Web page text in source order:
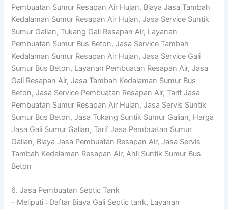
Pembuatan Sumur Resapan Air Hujan, Biaya Jasa Tambah
Kedalaman Sumur Resapan Air Hujan, Jasa Service Suntik
Sumur Galian, Tukang Gali Resapan Air, Layanan
Pembuatan Sumur Bus Beton, Jasa Service Tambah
Kedalaman Sumur Resapan Air Hujan, Jasa Service Gali
Sumur Bus Beton, Layanan Pembuatan Resapan Air, Jasa
Gali Resapan Air, Jasa Tambah Kedalaman Sumur Bus
Beton, Jasa Service Pembuatan Resapan Air, Tarif Jasa
Pembuatan Sumur Resapan Air Hujan, Jasa Servis Suntik
Sumur Bus Beton, Jasa Tukang Suntik Sumur Galian, Harga
Jasa Gali Sumur Galian, Tarif Jasa Pembuatan Sumur
Galian, Biaya Jasa Pembuatan Resapan Air, Jasa Servis
Tambah Kedalaman Resapan Air, Ahli Suntik Sumur Bus
Beton
6. Jasa Pembuatan Septic Tank
– Meliputi : Daftar Biaya Gali Septic tank, Layanan